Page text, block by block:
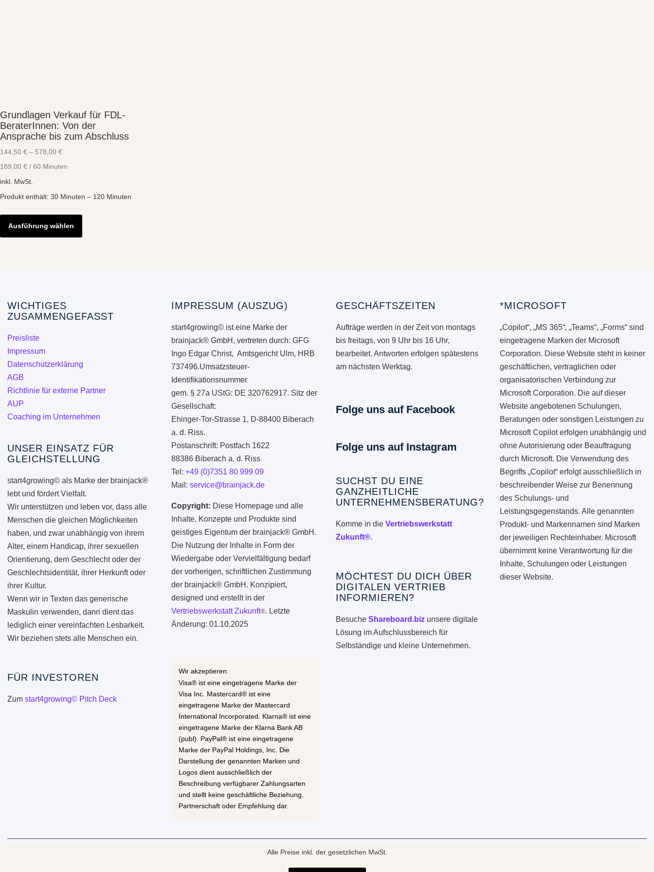
Grundlagen Verkauf für FDL-
BeraterInnen: Von der
Ansprache bis zum Abschluss
144,50 € – 578,00 €
189,00 € / 60 Minuten
inkl. MwSt.
Produkt enthält: 30 Minuten – 120 Minuten
Ausführung wählen
weist
können
gewählt
WICHTIGES
ZUSAMMENGEFASST
Preisliste
Impressum
Datenschutzerklärung
AGB
Richtlinie für externe Partner
AUP
Coaching im Unternehmen
UNSER EINSATZ FÜR
GLEICHSTELLUNG
start4growing© als Marke der brainjack®
lebt und fördert Vielfalt.
Wir unterstützen und leben vor, dass alle
Menschen die gleichen Möglichkeiten
haben, und zwar unabhängig von ihrem
Alter, einem Handicap, ihrer sexuellen
Orientierung, dem Geschlecht oder der
Geschlechtsidentität, ihrer Herkunft oder
ihrer Kultur.
Wenn wir in Texten das generische
Maskulin verwenden, dann dient das
lediglich einer vereinfachten Lesbarkeit.
Wir beziehen stets alle Menschen ein.
FÜR INVESTOREN
Zum start4growing© Pitch Deck
IMPRESSUM (AUSZUG)
start4growing© ist eine Marke der
brainjack® GmbH, vertreten durch: GFG
Ingo Edgar Christ, Amtsgericht Ulm, HRB
737496.Umsatzsteuer-
Identifikationsnummer
gem. § 27a UStG: DE 320762917. Sitz der
Gesellschaft:
Ehinger-Tor-Strasse 1, D-88400 Biberach
a. d. Riss.
Postanschrift: Postfach 1622
88386 Biberach a. d. Riss
Tel:+49 (0)7351 80 999 09
Mail:service@brainjack.de
Copyright: Diese Homepage und alle
Inhalte, Konzepte und Produkte sind
geistiges Eigentum der brainjack® GmbH.
Die Nutzung der Inhalte in Form der
Wiedergabe oder Vervielfältigung bedarf
der vorherigen, schriftlichen Zustimmung
der brainjack® GmbH. Konzipiert,
designed und erstellt in der
Vertriebswerkstatt Zukunft®. Letzte
Änderung: 01.10.2025
Wir akzeptieren:
Visa® ist eine eingetragene Marke der
Visa Inc. Mastercard® ist eine
eingetragene Marke der Mastercard
International Incorporated. Klarna® ist eine
eingetragene Marke der Klarna Bank AB
(publ). PayPal® ist eine eingetragene
Marke der PayPal Holdings, Inc. Die
Darstellung der genannten Marken und
Logos dient ausschließlich der
Beschreibung verfügbarer Zahlungsarten
und stellt keine geschäftliche Beziehung,
Partnerschaft oder Empfehlung dar.
GESCHÄFTSZEITEN
Aufträge werden in der Zeit von montags
bis freitags, von 9 Uhr bis 16 Uhr,
bearbeitet. Antworten erfolgen spätestens
am nächsten Werktag.
Folge uns auf Facebook
Folge uns auf Instagram
SUCHST DU EINE
GANZHEITLICHE
UNTERNEHMENSBERATUNG?
Komme in die Vertriebswerkstatt
Zukunft®.
MÖCHTEST DU DICH ÜBER
DIGITALEN VERTRIEB
INFORMIEREN?
Besuche Shareboard.bizunsere digitale
Lösung im Aufschlussbereich für
Selbständige und kleine Unternehmen.
*MICROSOFT
„Copilot“, „MS 365“, „Teams“, „Forms“ sind
eingetragene Marken der Microsoft
Corporation. Diese Website steht in keiner
geschäftlichen, vertraglichen oder
organisatorischen Verbindung zur
Microsoft Corporation. Die auf dieser
Website angebotenen Schulungen,
Beratungen oder sonstigen Leistungen zu
Microsoft Copilot erfolgen unabhängig und
ohne Autorisierung oder Beauftragung
durch Microsoft. Die Verwendung des
Begriffs „Copilot“ erfolgt ausschließlich in
beschreibender Weise zur Benennung
des Schulungs- und
Leistungsgegenstands. Alle genannten
Produkt- und Markennamen sind Marken
der jeweiligen Rechteinhaber. Microsoft
übernimmt keine Verantwortung für die
Inhalte, Schulungen oder Leistungen
dieser Website.
Alle Preise inkl. der gesetzlichen MwSt.